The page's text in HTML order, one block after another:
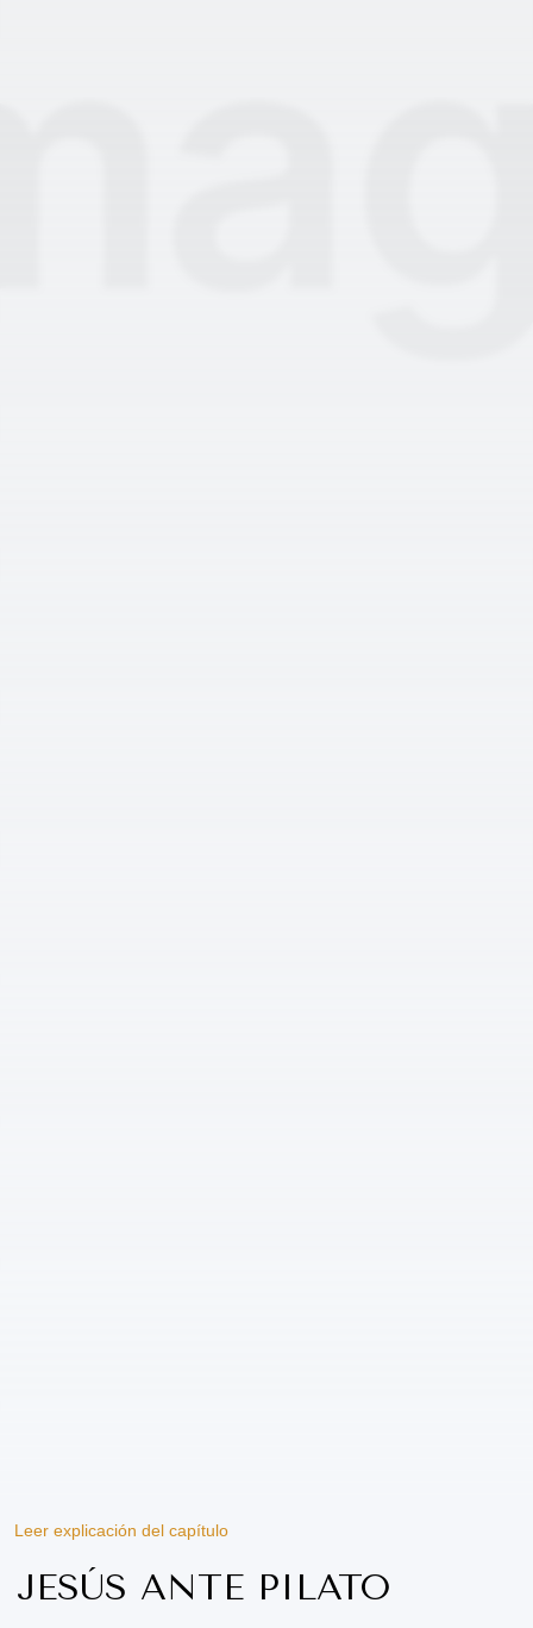
Leer explicación del capítulo
JESÚS ANTE PILATO